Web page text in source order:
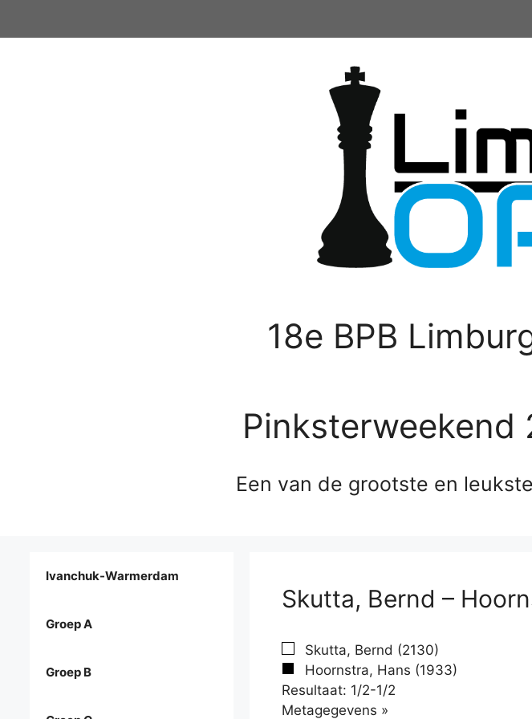
18e BPB
Een van de grootste en
Skutta, Bernd –
Skutta, Bernd (2130)
Hoornstra, Hans (1933)
Resultaat: 1/2-1/2
Metagegevens »
Ivanchuk-Warmerdam
Groep A
Groep B